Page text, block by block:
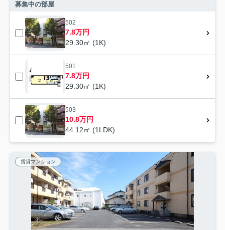
募集中の部屋
502
7.8万円
29.30㎡ (1K)
501
7.8万円
29.30㎡ (1K)
503
10.8万円
44.12㎡ (1LDK)
賃貸マンション